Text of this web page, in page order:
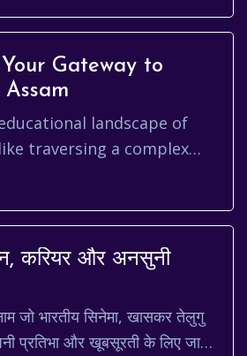
Gateway to
landscape of
traversing a complex
the roles of
करियर और अनसुनी
जो भारतीय सिनेमा, खासकर तेलुगु
प्रतिभा और खूबसूरती के लिए जाना